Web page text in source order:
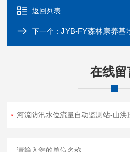
返回列表
下一个：JYB-FY森林康养基地负
在线留